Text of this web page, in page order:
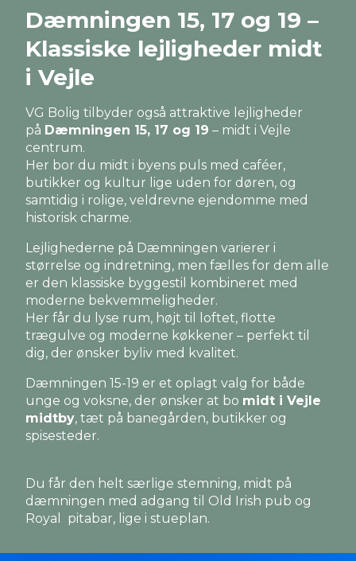
Dæmningen 15, 17 og 19 –
Klassiske lejligheder midt
i Vejle
VG Bolig tilbyder også attraktive lejligheder
på Dæmningen 15, 17 og 19 – midt i Vejle
centrum.
Her bor du midt i byens puls med caféer,
butikker og kultur lige uden for døren, og
samtidig i rolige, veldrevne ejendomme med
historisk charme.
Lejlighederne på Dæmningen varierer i
størrelse og indretning, men fælles for dem alle
er den klassiske byggestil kombineret med
moderne bekvemmeligheder.
Her får du lyse rum, højt til loftet, flotte
trægulve og moderne køkkener – perfekt til
dig, der ønsker byliv med kvalitet.
Dæmningen 15-19 er et oplagt valg for både
unge og voksne, der ønsker at bo midt i Vejle
midtby, tæt på banegården, butikker og
spisesteder.
Du får den helt særlige stemning, midt på
dæmningen med adgang til Old Irish pub og
Royal pitabar, lige i stueplan.